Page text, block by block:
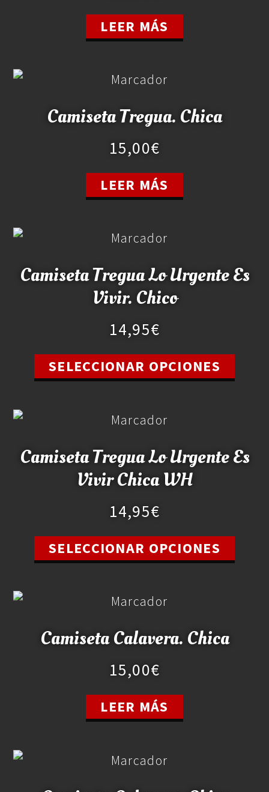
LEER MÁS
Camiseta Tregua. Chica
15,00€
LEER MÁS
Camiseta Tregua Lo Urgente Es
Vivir. Chico
14,95€
SELECCIONAR OPCIONES
Camiseta Tregua Lo Urgente Es
Vivir Chica WH
14,95€
SELECCIONAR OPCIONES
Camiseta Calavera. Chica
15,00€
LEER MÁS